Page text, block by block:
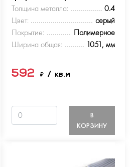
Толщина металла:
0.4
Цвет:
серый
Покрытие:
Полимерное
Ширина общая:
1051, мм
592 ₽ / кв.м
В
КОРЗИНУ